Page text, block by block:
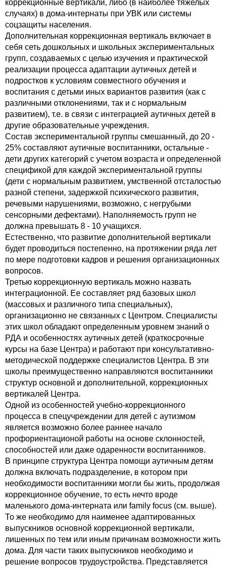
коррекционные вертикали, либо (в наиболее тяжелых
случаях) в дома-интернаты при УВК или системы
соцзащиты населения.
Дополнительная коррекционная вертикаль включает в
себя сеть дошкольных и школьных экспериментальных
групп, создаваемых с целью изучения и практической
реализации процесса адаптации аутичных детей и
подростков к условиям совместного обучения и
воспитания с детьми иных вариантов развития (как с
различными отклонениями, так и с нормальным
развитием), т.е. в связи с интеграцией аутичных детей в
другие образовательные учреждения.
Состав экспериментальной группы смешанный, до 20 -
25% составляют аутичные воспитанники, остальные -
дети других категорий с учетом возраста и определенной
спецификой для каждой экспериментальной группы
(дети с нормальным развитием, умственной отсталостью
разной степени, задержкой психического развития,
речевыми нарушениями, возможно, с негрубыми
сенсорными дефектами). Наполняемость групп не
должна превышать 8 - 10 учащихся.
Естественно, что развитие дополнительной вертикали
будет проводиться постепенно, на протяжении ряда лет
по мере подготовки кадров и решения организационных
вопросов.
Третью коррекционную вертикаль можно назвать
интеграционной. Ее составляет ряд базовых школ
(массовых и различного типа специальных),
организационно не связанных с Центром. Специалисты
этих школ обладают определенным уровнем знаний о
РДА и особенностях аутичных детей (краткосрочные
курсы на базе Центра) и работают при консультативно-
методической поддержке специалистов Центра. В эти
школы преимущественно направляются воспитанники
структур основной и дополнительной, коррекционных
вертикалей Центра.
Одной из особенностей учебно-коррекционного
процесса в спецучреждении для детей с аутизмом
является возможно более раннее начало
профориентационой работы на основе склонностей,
способностей или даже одаренности воспитанников.
В принципе структура Центра помощи аутичным детям
должна включать подразделение, в котором при
необходимости воспитанники могли бы жить, продолжая
коррекционное обучение, то есть нечто вроде
маленького дома-интерната или family focus (см. выше).
То же необходимо для наименее адаптированных
выпускников основной коррекционной вертикали,
лишенных по тем или иным причинам возможности жить
дома. Для части таких выпускников необходимо и
решение вопросов трудоустройства. Представляется